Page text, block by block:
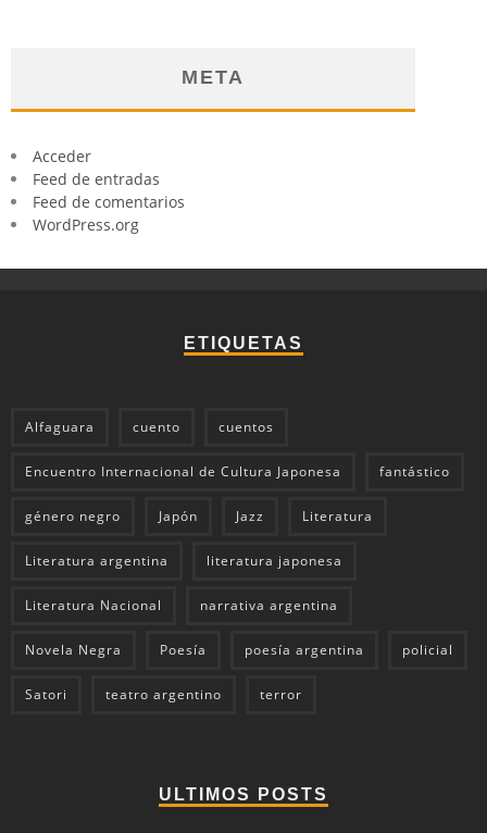
META
Acceder
Feed de entradas
Feed de comentarios
WordPress.org
ETIQUETAS
Alfaguara cuento cuentos
Encuentro Internacional de Cultura Japonesa fantástico
género negro Japón Jazz Literatura
Literatura argentina literatura japonesa
Literatura Nacional narrativa argentina
Novela Negra Poesía poesía argentina policial
Satori teatro argentino terror
ULTIMOS POSTS